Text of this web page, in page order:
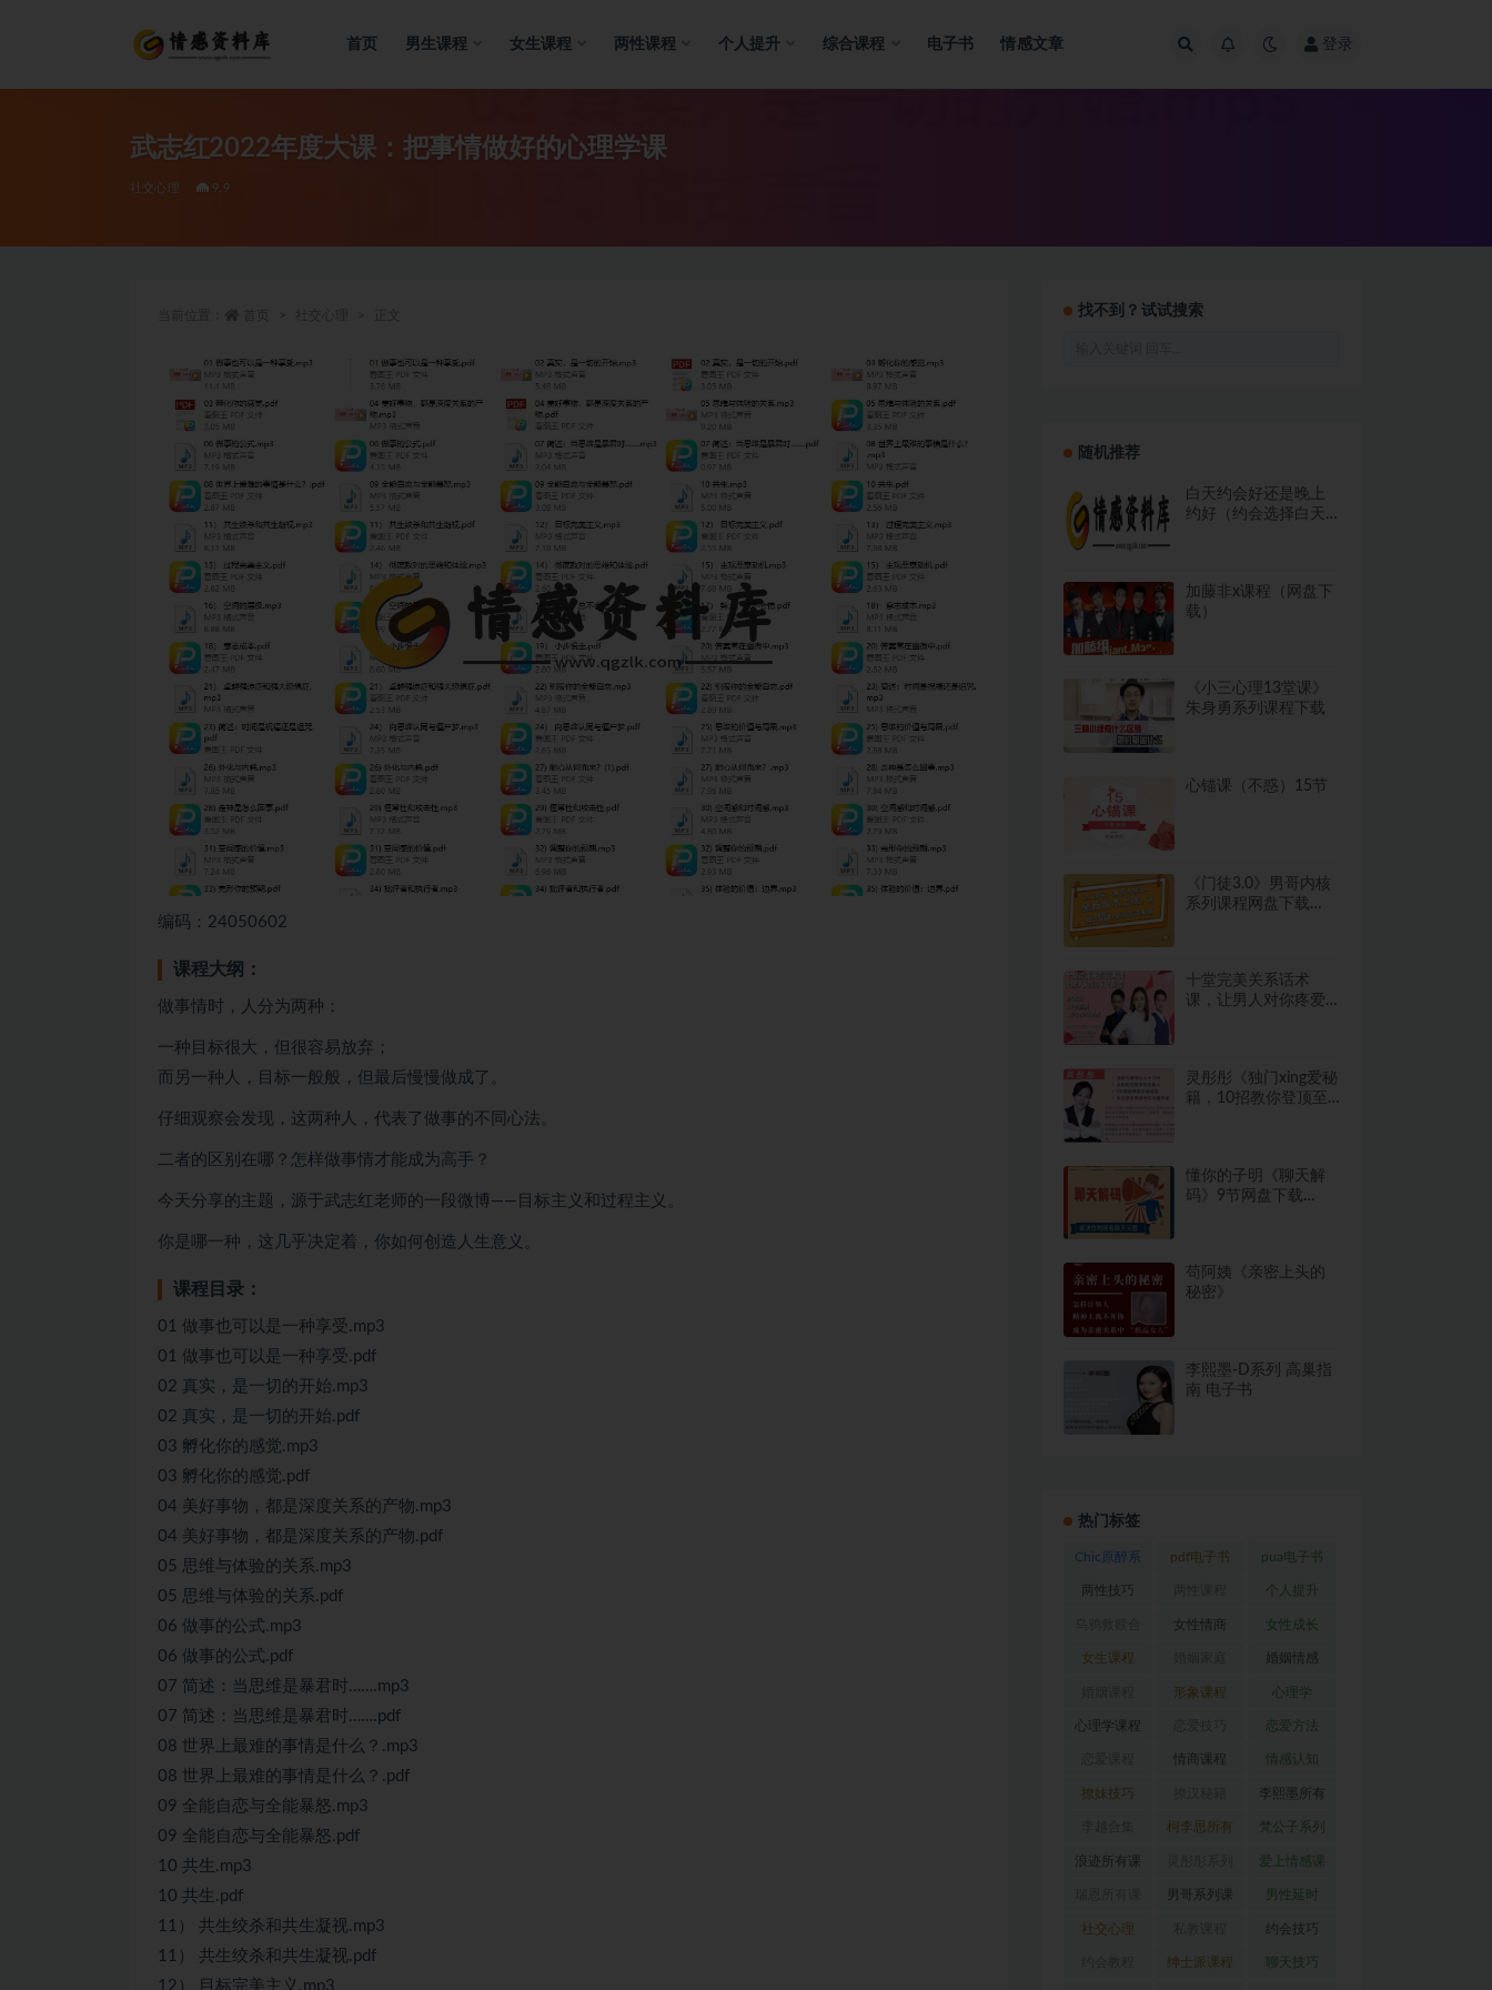
首页 男生课程 女生课程 两性课程 个人提升 综合课程 电子书 情感文章 登录
武志红2022年度大课：把事情做好的心理学课
社交心理 9.9
编码：24050602
课程大纲：
做事情时，人分为两种：
一种目标很大，但很容易放弃；
而另一种人，目标一般般，但最后慢慢做成了。
仔细观察会发现，这两种人，代表了做事的不同心法。
二者的区别在哪？怎样做事情才能成为高手？
今天分享的主题，源于武志红老师的一段微博——目标主义和过程主义。
你是哪一种，这几乎决定着，你如何创造人生意义。
课程目录：
01 做事也可以是一种享受.mp3
01 做事也可以是一种享受.pdf
02 真实，是一切的开始.mp3
02 真实，是一切的开始.pdf
03 孵化你的感觉.mp3
03 孵化你的感觉.pdf
04 美好事物，都是深度关系的产物.mp3
04 美好事物，都是深度关系的产物.pdf
05 思维与体验的关系.mp3
05 思维与体验的关系.pdf
06 做事的公式.mp3
06 做事的公式.pdf
07 简述：当思维是暴君时…….mp3
07 简述：当思维是暴君时…….pdf
08 世界上最难的事情是什么？.mp3
08 世界上最难的事情是什么？.pdf
09 全能自恋与全能暴怒.mp3
09 全能自恋与全能暴怒.pdf
10 共生.mp3
10 共生.pdf
11） 共生绞杀和共生凝视.mp3
11） 共生绞杀和共生凝视.pdf
12） 目标完美主义.mp3
找不到？试试搜索
随机推荐
白天约会好还是晚上
约好（约会选择白天
加藤非x课程（网盘下
载）
《小三心理13堂课》
朱身勇系列课程下载
心锚课（不惑）15节
《门徒3.0》男哥内核
系列课程网盘下载
十堂完美关系话术
课，让男人对你疼爱
灵彤彤《独门xing爱秘
籍，10招教你登顶至
懂你的子明《聊天解
码》9节网盘下载
苟阿姨《亲密上头的
秘密》
李熙墨-D系列 高巢指
南 电子书
热门标签
Chic原醉系
列(47)
pdf电子书 pua电子书
(316)
两性技巧
(194)
个人提升
(27)
集(42)
女性情商 女性成长
(39)
女生课程
(56)
婚姻情感
(30)
(54)
形象课程 心理学
(128)
心理学课程
(92)
恋爱方法
(88)
(54)
情商课程 情感认知
(22)
撩妹技巧
(31)
李熙墨所有
课程(24)
(23)
柯李思所有 梵公子系列
(31)
浪迹所有课
(26)
爱上情感课
程(34)
程(26)
男哥系列课 男性延时
(26)
社交心理
(80)
约会技巧
(41)
绅士派课程 聊天技巧